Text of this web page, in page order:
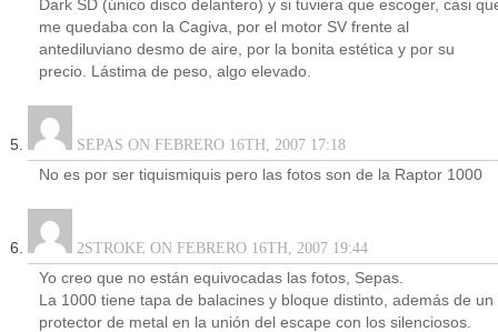
Dark SD (único disco delantero) y si tuviera que escoger, casi
me quedaba con la Cagiva, por el motor SV frente al
antediluviano desmo de aire, por la bonita estética y por su
precio. Lástima de peso, algo elevado.
SEPAS ON FEBRERO 16TH, 2007 17:18
No es por ser tiquismiquis pero las fotos son de la Raptor 1000
2STROKE ON FEBRERO 16TH, 2007 19:44
Yo creo que no están equivocadas las fotos, Sepas.
La 1000 tiene tapa de balacines y bloque distinto, además de un
protector de metal en la unión del escape con los silenciosos.